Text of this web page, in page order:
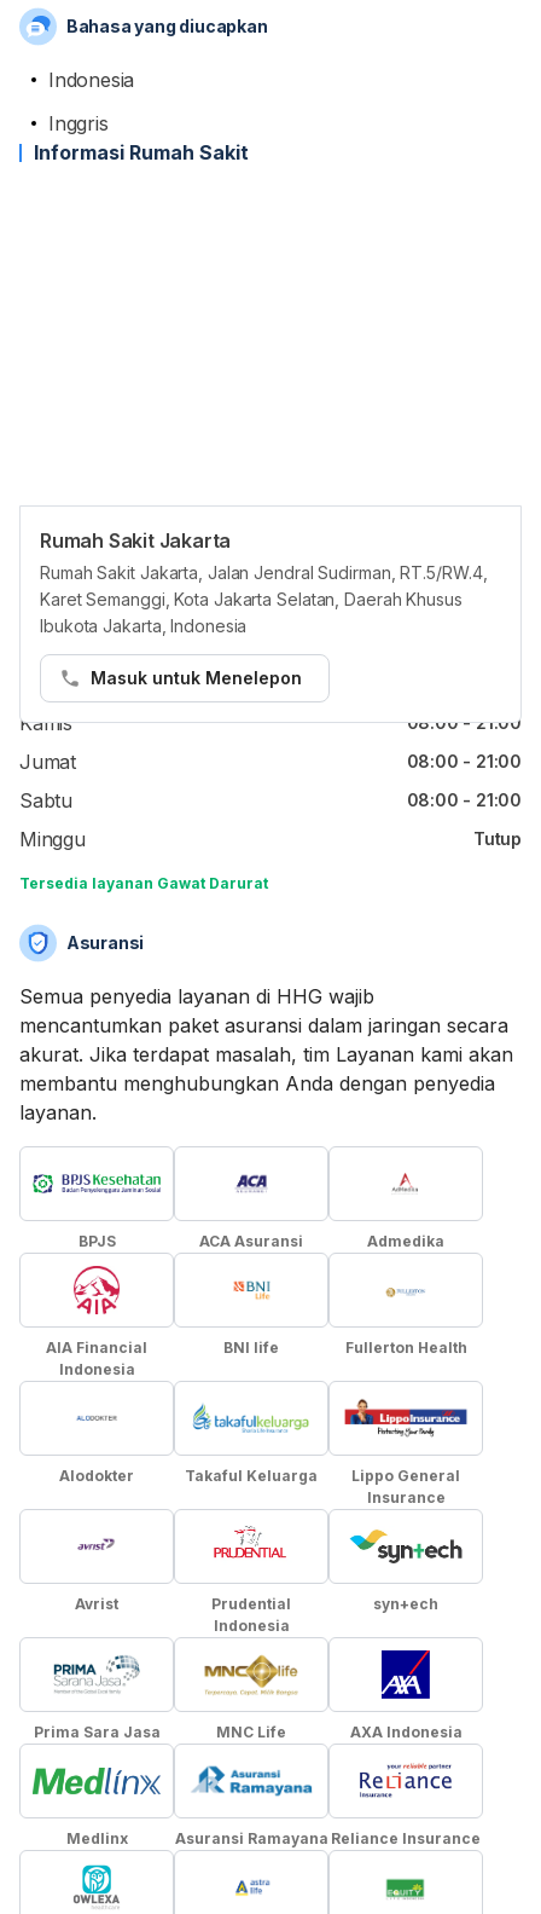
Bahasa yang diucapkan
Indonesia
Inggris
Informasi Rumah Sakit
Rumah Sakit Jakarta
Rumah Sakit Jakarta, Jalan Jendral Sudirman, RT.5/RW.4,
Karet Semanggi, Kota Jakarta Selatan, Daerah Khusus
Ibukota Jakarta, Indonesia
Masuk untuk Menelepon
Jam reguler
Senin 08:00 - 21:00
Rabu
Kamis 08:00 - 21:00
Jumat 08:00 - 21:00
Sabtu 08:00 - 21:00
Minggu Tutup
Tersedia layanan Gawat Darurat
Asuransi
Semua penyedia layanan di HHG wajib
mencantumkan paket asuransi dalam jaringan secara
akurat. Jika terdapat masalah, tim Layanan kami akan
membantu menghubungkan Anda dengan penyedia
layanan.
BPJS ACA Asuransi Admedika
AIA Financial
Indonesia
BNI life Fullerton Health
Alodokter Takaful Keluarga
Lippo General
Insurance
Avrist
Prudential
Indonesia
syn+ech
Prima Sara Jasa MNC Life AXA Indonesia
Medlinx Asuransi Ramayana Reliance Insurance